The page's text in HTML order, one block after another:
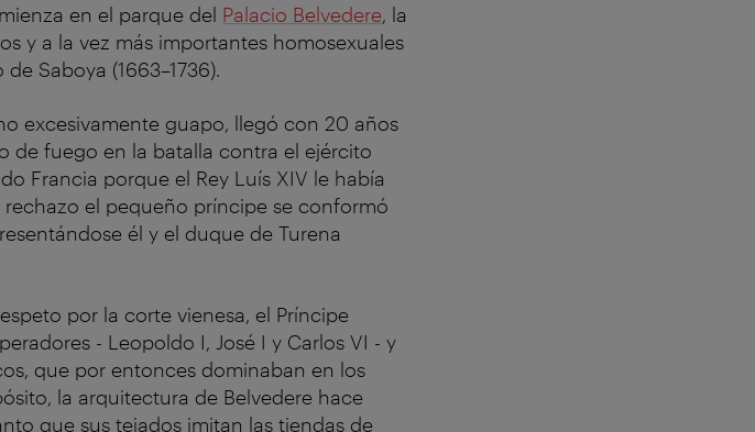
en el parque del Palacio Belvedere, la
y a la vez más importantes homosexuales
Saboya (1663–1736).
excesivamente guapo, llegó con 20 años
de fuego en la batalla contra el ejército
Francia porque el Rey Luís XIV le había
el pequeño príncipe se conformó
él y el duque de Turena
por la corte vienesa, el Príncipe
- Leopoldo I, José I y Carlos VI - y
que por entonces dominaban en los
la arquitectura de Belvedere hace
que sus tejados imitan las tiendas de